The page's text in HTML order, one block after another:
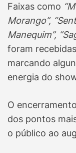
Faixas como
Morango”,
Manequim”,
foram
marcando
energia do
O
dos pontos
o público ao